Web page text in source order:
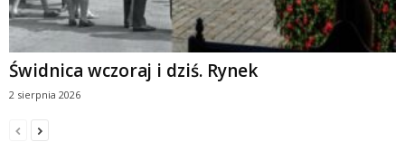
Świdnica wczoraj i dziś. Rynek
2 sierpnia 2026